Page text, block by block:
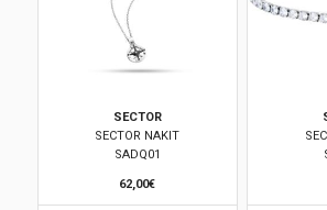
SECTOR
SECTOR NAKIT
SADQ01
62,00€